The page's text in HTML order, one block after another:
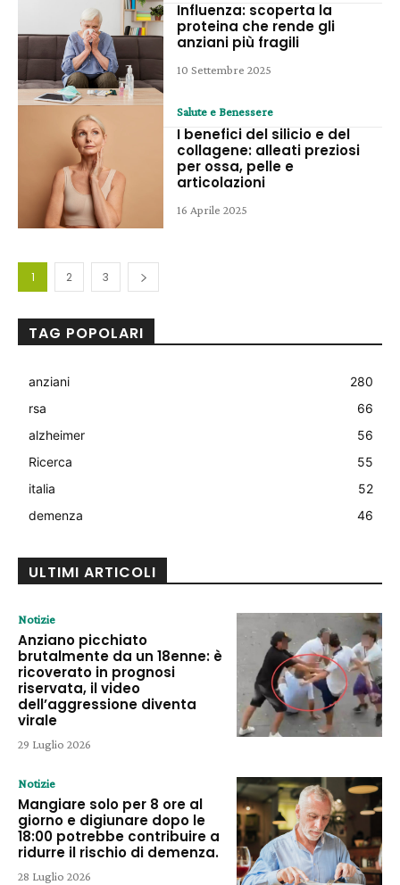
Influenza: scoperta la
proteina che rende gli
anziani più fragili
10 Settembre 2025
Salute e Benessere
I benefici del silicio e del
collagene: alleati preziosi
per ossa, pelle e
articolazioni
16 Aprile 2025
1 2 3
TAG POPOLARI
anziani
280
rsa
66
alzheimer
56
Ricerca
55
italia
52
demenza
46
ULTIMI ARTICOLI
Notizie
Anziano picchiato
brutalmente da un 18enne: è
ricoverato in prognosi
riservata, il video
dell’aggressione diventa
virale
29 Luglio 2026
Notizie
Mangiare solo per 8 ore al
giorno e digiunare dopo le
18:00 potrebbe contribuire a
ridurre il rischio di demenza.
28 Luglio 2026